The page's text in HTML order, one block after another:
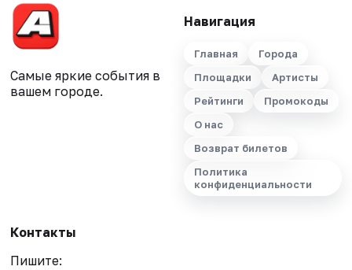
Самые яркие события в
вашем городе.
Навигация
Главная
Города
Площадки
Артисты
Рейтинги
Промокоды
О нас
Возврат билетов
Политика
конфиденциальности
Контакты
Пишите: